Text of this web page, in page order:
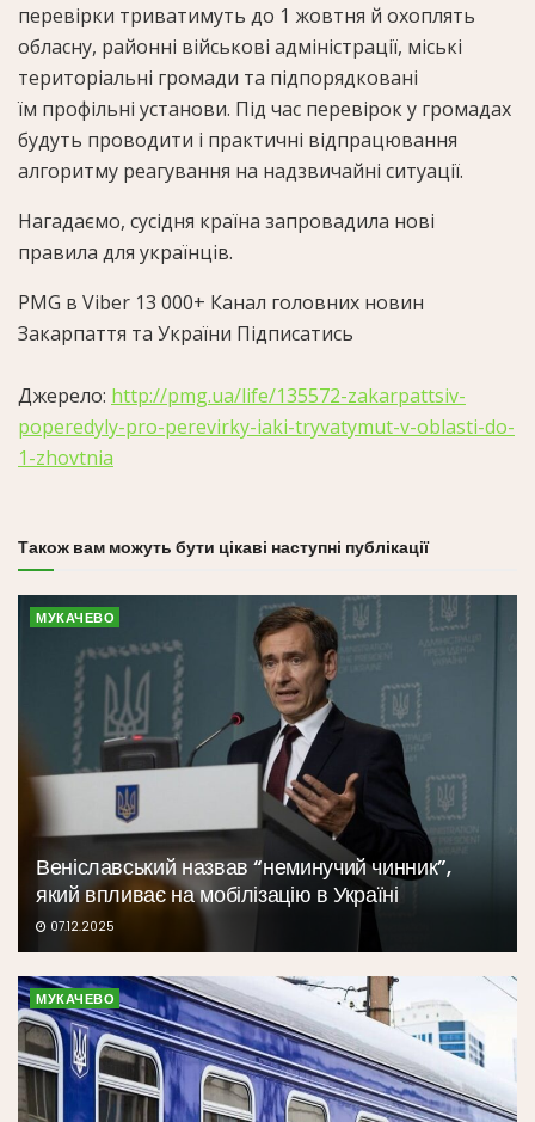
перевірки триватимуть до 1 жовтня й охоплять
обласну, районні військові адміністрації, міські
територіальні громади та підпорядковані
їм профільні установи. Під час перевірок у громадах
будуть проводити і практичні відпрацювання
алгоритму реагування на надзвичайні ситуації.
Нагадаємо, сусідня країна запровадила нові
правила для українців.
PMG в Viber 13 000+ Канал головних новин
Закарпаття та України Підписатись
Джерело: http://pmg.ua/life/135572-zakarpattsiv-
poperedyly-pro-perevirky-iaki-tryvatymut-v-oblasti-do-
1-zhovtnia
Також вам можуть бути цікаві наступні публікації
МУКАЧЕВО
Веніславський назвав “неминучий чинник”,
який впливає на мобілізацію в Україні
07.12.2025
МУКАЧЕВО